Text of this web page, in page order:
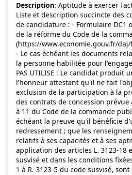
Description: Aptitude à exercer
Liste et description succincte des
de candidature : - Formulaire DC1
de la réforme du Code de la
(https://www.economie.gouv.fr/
- Le cas échéant les documents
la personne habilitée pour
PAS UTILISE : Le candidat produit
l'honneur attestant qu'il ne fait
exclusion de la participation à la
des contrats de concession prévue
à 11 du Code de la commande
échéant la preuve qu'il bénéficie
redressement ; que les
relatifs à ses capacités et à ses
application des articles L. 3123-18
susvisé et dans les conditions
1 à R. 3123-5 du code susvisé, sont